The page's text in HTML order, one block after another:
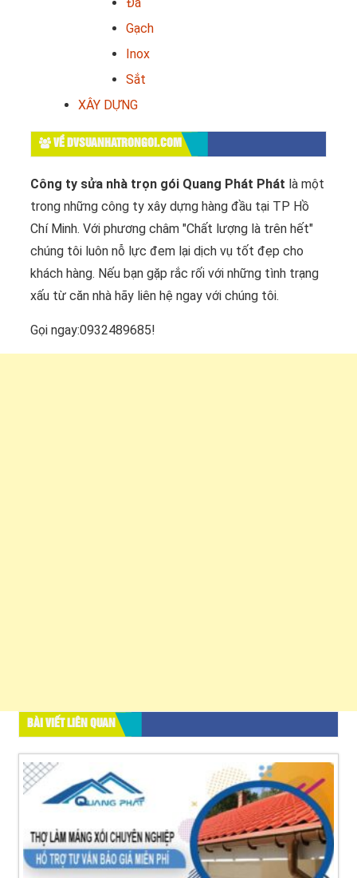
Gạch
Inox
Sắt
XÂY DỰNG
VỀ DVSUANHATRONGOI.COM
Công ty sửa nhà trọn gói Quang Phát Phát là một
trong những công ty xây dựng hàng đầu tại TP Hồ
Chí Minh. Với phương châm "Chất lượng là trên hết"
chúng tôi luôn nỗ lực đem lại dịch vụ tốt đẹp cho
khách hàng. Nếu bạn gặp rắc rối với những tình trạng
xấu từ căn nhà hãy liên hệ ngay với chúng tôi.
Gọi ngay:0932489685!
BÀI VIẾT LIÊN QUAN